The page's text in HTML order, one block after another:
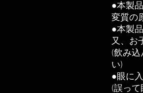
●本製
変質の
●本製
又、お
(飲み
い)
●眼に
(誤っ